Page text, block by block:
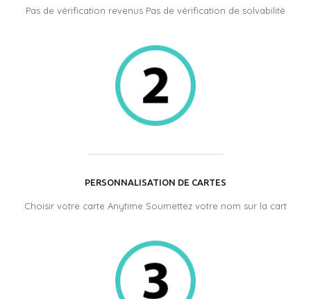
Pas de vérification revenus Pas de vérification de solvabilité
PERSONNALISATION DE CARTES
Choisir votre carte Anytime Soumettez votre nom sur la cart